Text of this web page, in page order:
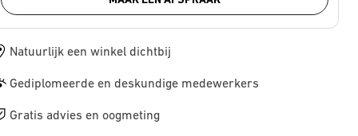
Natuurlijk een winkel dichtbij
Gediplomeerde en deskundige medewerkers
Gratis advies en oogmeting